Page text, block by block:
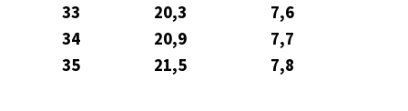
33
20,3
7,6
34
20,9
7,7
35
21,5 7,8